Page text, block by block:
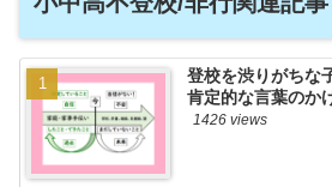
登校を渋りがちな
肯定的な言葉のか
1426 views